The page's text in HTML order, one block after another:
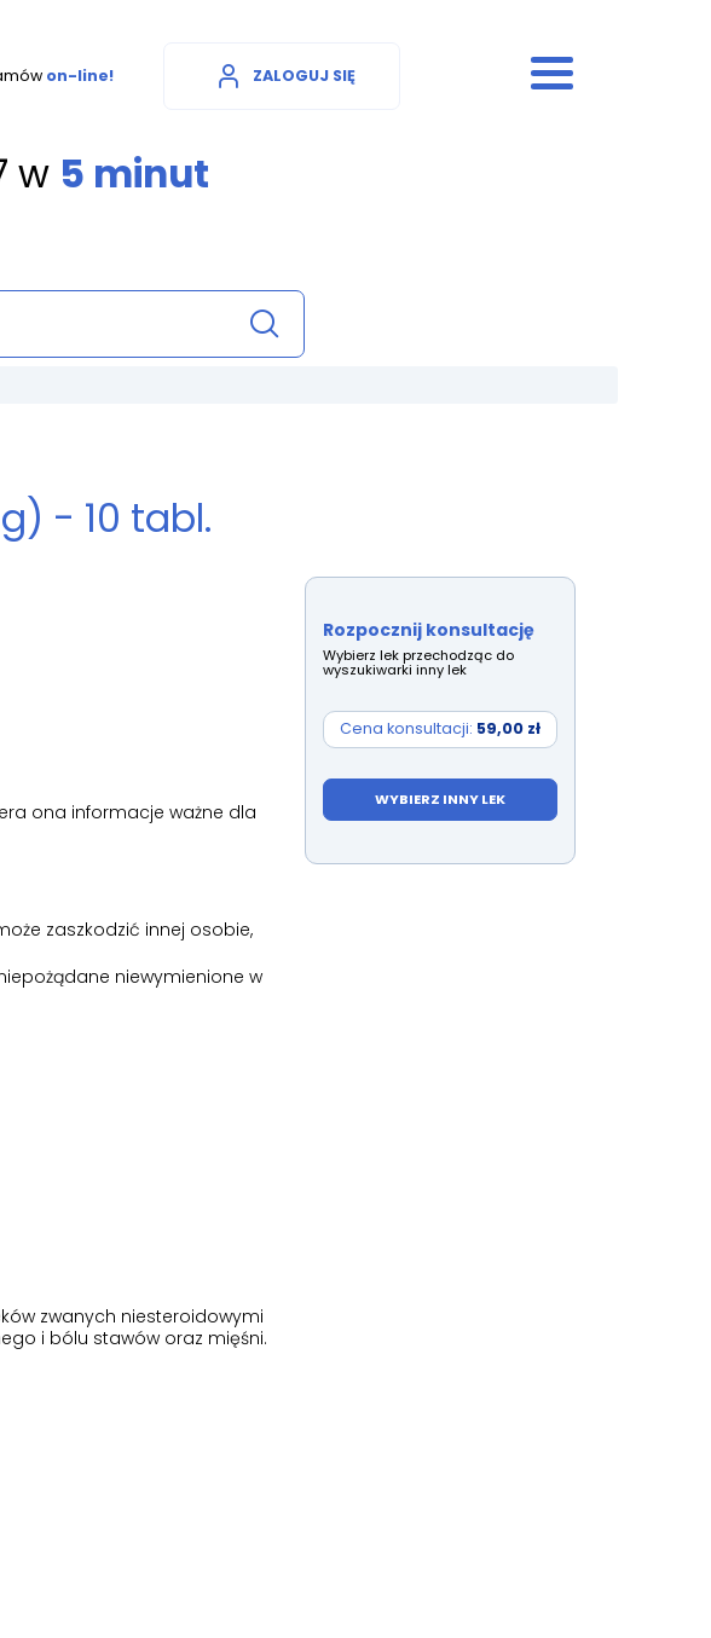
on-line! ZALOGUJ SIĘ
w 5 minut
- 10 tabl.
ona informacje ważne dla
zaszkodzić innej osobie,
niewymienione w
zwanych niesteroidowymi
i bólu stawów oraz mięśni.
Rozpocznij konsultację
Wybierz lek przechodząc do
wyszukiwarki inny lek
Cena konsultacji: 59,00 zł
WYBIERZ INNY LEK